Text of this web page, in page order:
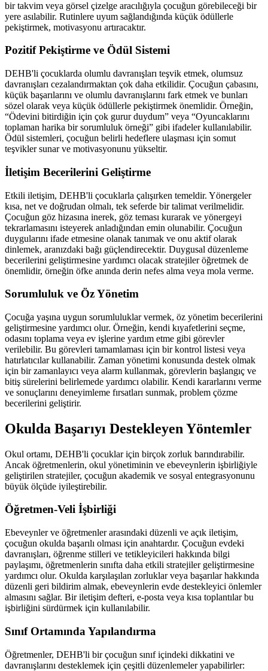
bir takvim veya görsel çizelge aracılığıyla çocuğun görebileceği bir
yere asılabilir. Rutinlere uyum sağlandığında küçük ödüllerle
pekiştirmek, motivasyonu artıracaktır.
Pozitif Pekiştirme ve Ödül Sistemi
DEHB'li çocuklarda olumlu davranışları teşvik etmek, olumsuz
davranışları cezalandırmaktan çok daha etkilidir. Çocuğun çabasını,
küçük başarılarını ve olumlu davranışlarını fark etmek ve bunları
sözel olarak veya küçük ödüllerle pekiştirmek önemlidir. Örneğin,
“Ödevini bitirdiğin için çok gurur duydum” veya “Oyuncaklarını
toplaman harika bir sorumluluk örneği” gibi ifadeler kullanılabilir.
Ödül sistemleri, çocuğun belirli hedeflere ulaşması için somut
teşvikler sunar ve motivasyonunu yükseltir.
İletişim Becerilerini Geliştirme
Etkili iletişim, DEHB'li çocuklarla çalışırken temeldir. Yönergeler
kısa, net ve doğrudan olmalı, tek seferde bir talimat verilmelidir.
Çocuğun göz hizasına inerek, göz teması kurarak ve yönergeyi
tekrarlamasını isteyerek anladığından emin olunabilir. Çocuğun
duygularını ifade etmesine olanak tanımak ve onu aktif olarak
dinlemek, aranızdaki bağı güçlendirecektir. Duygusal düzenleme
becerilerini geliştirmesine yardımcı olacak stratejiler öğretmek de
önemlidir, örneğin öfke anında derin nefes alma veya mola verme.
Sorumluluk ve Öz Yönetim
Çocuğa yaşına uygun sorumluluklar vermek, öz yönetim becerilerini
geliştirmesine yardımcı olur. Örneğin, kendi kıyafetlerini seçme,
odasını toplama veya ev işlerine yardım etme gibi görevler
verilebilir. Bu görevleri tamamlaması için bir kontrol listesi veya
hatırlatıcılar kullanabilir. Zaman yönetimi konusunda destek olmak
için bir zamanlayıcı veya alarm kullanmak, görevlerin başlangıç ve
bitiş sürelerini belirlemede yardımcı olabilir. Kendi kararlarını verme
ve sonuçlarını deneyimleme fırsatları sunmak, problem çözme
becerilerini geliştirir.
Okulda Başarıyı Destekleyen Yöntemler
Okul ortamı, DEHB'li çocuklar için birçok zorluk barındırabilir.
Ancak öğretmenlerin, okul yönetiminin ve ebeveynlerin işbirliğiyle
geliştirilen stratejiler, çocuğun akademik ve sosyal entegrasyonunu
büyük ölçüde iyileştirebilir.
Öğretmen-Veli İşbirliği
Ebeveynler ve öğretmenler arasındaki düzenli ve açık iletişim,
çocuğun okulda başarılı olması için anahtardır. Çocuğun evdeki
davranışları, öğrenme stilleri ve tetikleyicileri hakkında bilgi
paylaşımı, öğretmenlerin sınıfta daha etkili stratejiler geliştirmesine
yardımcı olur. Okulda karşılaşılan zorluklar veya başarılar hakkında
düzenli geri bildirim almak, ebeveynlerin evde destekleyici önlemler
almasını sağlar. Bir iletişim defteri, e-posta veya kısa toplantılar bu
işbirliğini sürdürmek için kullanılabilir.
Sınıf Ortamında Yapılandırma
Öğretmenler, DEHB'li bir çocuğun sınıf içindeki dikkatini ve
davranışlarını desteklemek için çeşitli düzenlemeler yapabilirler: